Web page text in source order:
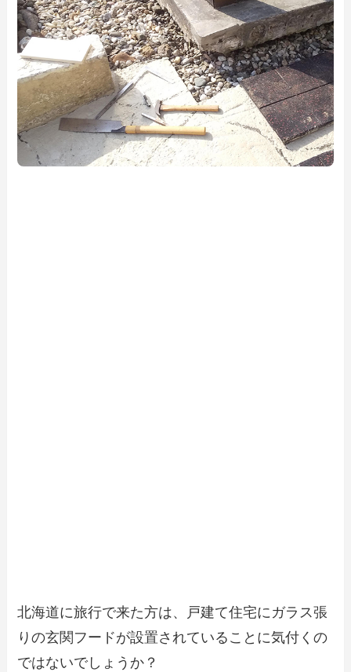
北海道に旅行で来た方は、戸建て住宅にガラス張
りの玄関フードが設置されていることに気付くの
ではないでしょうか？